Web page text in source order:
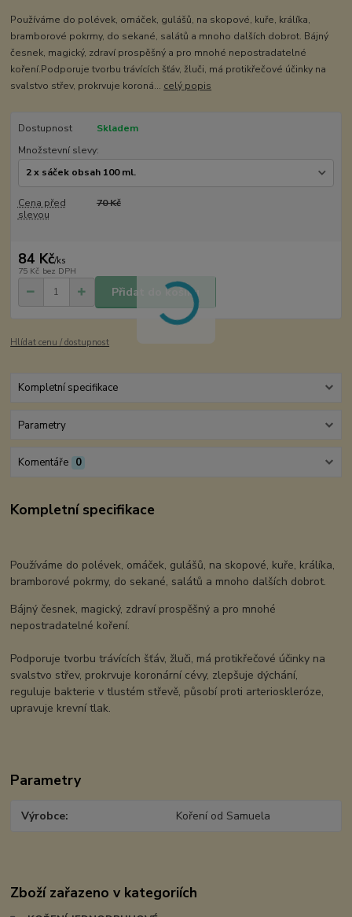
Používáme do polévek, omáček, gulášů, na skopové, kuře, králíka,
bramborové pokrmy, do sekané, salátů a mnoho dalších dobrot. Bájný
česnek, magický, zdraví prospěšný a pro mnohé nepostradatelné
koření.Podporuje tvorbu trávících šťáv, žluči, má protikřečové účinky na
svalstvo střev, prokrvuje koroná... celý popis
Dostupnost
Skladem
Množstevní slevy:
Cena před
slevou
70 Kč
84 Kč/ks
75 Kč bez DPH
Přidat do košíku
Hlídat cenu / dostupnost
Kompletní specifikace
Parametry
Komentáře 0
Kompletní specifikace
Používáme do polévek, omáček, gulášů, na skopové, kuře, králíka,
bramborové pokrmy, do sekané, salátů a mnoho dalších dobrot.
Bájný česnek, magický, zdraví prospěšný a pro mnohé
nepostradatelné koření.
Podporuje tvorbu trávících šťáv, žluči, má protikřečové účinky na
svalstvo střev, prokrvuje koronární cévy, zlepšuje dýchání,
reguluje bakterie v tlustém střevě, působí proti arterioskleróze,
upravuje krevní tlak.
Parametry
Výrobce Koření od Samuela
Zboží zařazeno v kategoriích